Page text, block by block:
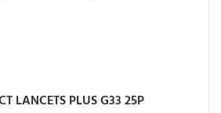
LANCETS PLUS G33 25P